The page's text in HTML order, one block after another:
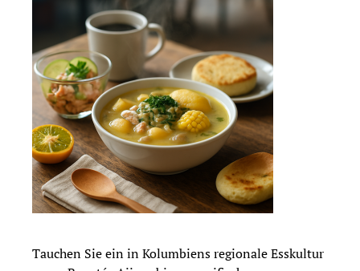
Tauchen Sie ein in Kolumbiens regionale Esskultur